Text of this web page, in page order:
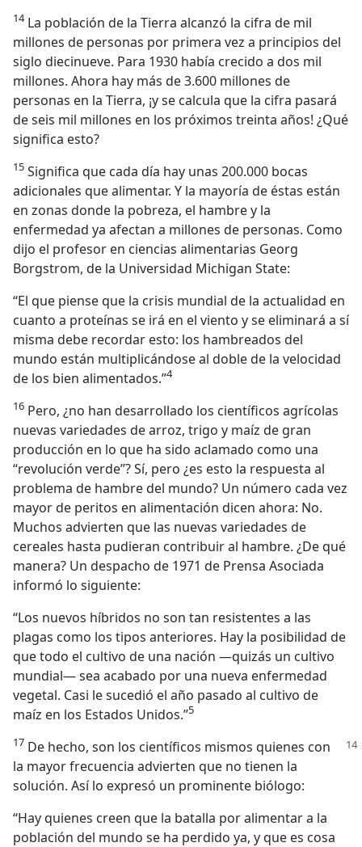
14La población de la Tierra alcanzó la cifra de mil
millones de personas por primera vez a principios del
siglo diecinueve. Para 1930 había crecido a dos mil
millones. Ahora hay más de 3.600 millones de
personas en la Tierra, ¡y se calcula que la cifra pasará
de seis mil millones en los próximos treinta años! ¿Qué
significa esto?
15 Significa que cada día hay unas 200.000 bocas
adicionales que alimentar. Y la mayoría de éstas están
en zonas donde la pobreza, el hambre y la
enfermedad ya afectan a millones de personas. Como
dijo el profesor en ciencias alimentarias Georg
Borgstrom, de la Universidad Michigan State:
“El que piense que la crisis mundial de la actualidad en
cuanto a proteínas se irá en el viento y se eliminará a sí
misma debe recordar esto: los hambreados del
mundo están multiplicándose al doble de la velocidad
de los bien alimentados.”4
16 Pero, ¿no han desarrollado los científicos agrícolas
nuevas variedades de arroz, trigo y maíz de gran
producción en lo que ha sido aclamado como una
“revolución verde”? Sí, pero ¿es esto la respuesta al
problema de hambre del mundo? Un número cada vez
mayor de peritos en alimentación dicen ahora: No.
Muchos advierten que las nuevas variedades de
cereales hasta pudieran contribuir al hambre. ¿De qué
manera? Un despacho de 1971 de Prensa Asociada
informó lo siguiente:
“Los nuevos híbridos no son tan resistentes a las
plagas como los tipos anteriores. Hay la posibilidad de
que todo el cultivo de una nación —quizás un cultivo
mundial— sea acabado por una nueva enfermedad
vegetal. Casi le sucedió el año pasado al cultivo de
maíz en los Estados Unidos.”5
17 De hecho, son los científicos mismos quienes con
la mayor frecuencia advierten que no tienen la
solución. Así lo expresó un prominente biólogo:
“Hay quienes creen que la batalla por alimentar a la
población del mundo se ha perdido ya, y que es cosa